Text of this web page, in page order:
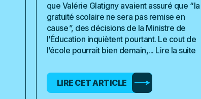
que Valérie Glatigny avaient assuré que “ la
gratuité scolaire ne sera pas remise en
cause ”, des décisions de la Ministre de
l’Éducation inquiètent pourtant. Le cout de
l’école pourrait bien demain,... Lire la suite
LIRE CET ARTICLE